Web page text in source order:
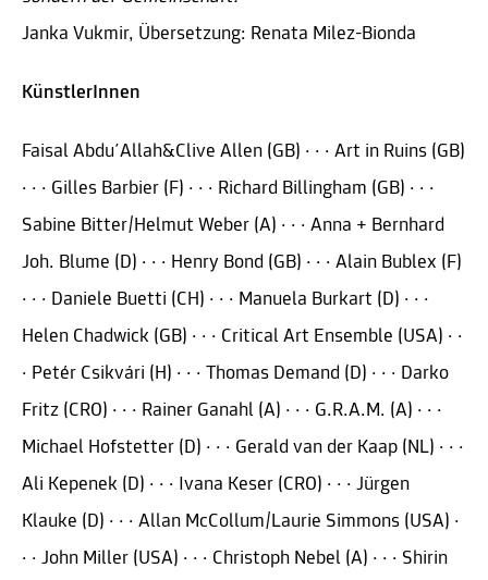
Janka Vukmir, Übersetzung: Renata Milez-Bionda
KünstlerInnen
Faisal Abdu´Allah&Clive Allen (GB) · · · Art in Ruins (GB)
· · · Gilles Barbier (F) · · · Richard Billingham (GB) · · ·
Sabine Bitter/Helmut Weber (A) · · · Anna + Bernhard
Joh. Blume (D) · · · Henry Bond (GB) · · · Alain Bublex (F)
· · · Daniele Buetti (CH) · · · Manuela Burkart (D) · · ·
Helen Chadwick (GB) · · · Critical Art Ensemble (USA) · ·
· Petér Csikvári (H) · · · Thomas Demand (D) · · · Darko
Fritz (CRO) · · · Rainer Ganahl (A) · · · G.R.A.M. (A) · · ·
Michael Hofstetter (D) · · · Gerald van der Kaap (NL) · · ·
Ali Kepenek (D) · · · Ivana Keser (CRO) · · · Jürgen
Klauke (D) · · · Allan McCollum/Laurie Simmons (USA) ·
· · John Miller (USA) · · · Christoph Nebel (A) · · · Shirin